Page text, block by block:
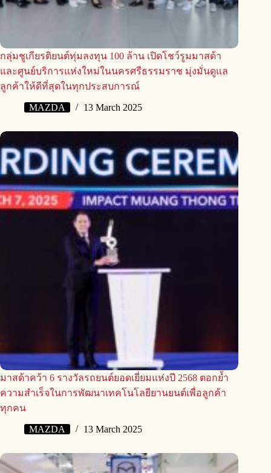
กลุ่มชูเกียรติยนต์ทุ่มลงทุน 100 ล้าน เปิดโชว์รูมมาสด้า
และศูนย์บริการแห่งใหม่ในนครศรีธรรมราช มุ่งมั่นดูแล
ลูกค้าให้ดีที่สุดในทุกประสบการณ์
MAZDA 13 March 2025
มาสด้าคว้า 6 รางวัลรถยนต์ยอดเยี่ยมแห่งปี 2568 ตอกย้ำ
ความสำเร็จในการพัฒนาเทคโนโลยียานยนต์เพื่อลูกค้า
ทุกคน
MAZDA 13 March 2025